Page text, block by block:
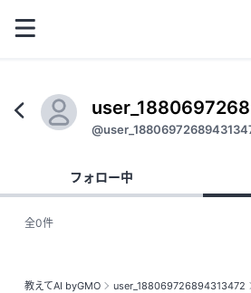
フォロー中
全0件
教えてAI byGMO user_188069726894313472